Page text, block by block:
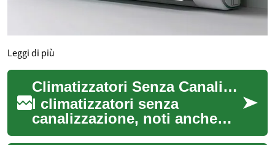
Leggi di più
Climatizzatori Senza Canalizzazione: Una Guida Completa
I climatizzatori senza
canalizzazione, noti anche
come sistemi split,